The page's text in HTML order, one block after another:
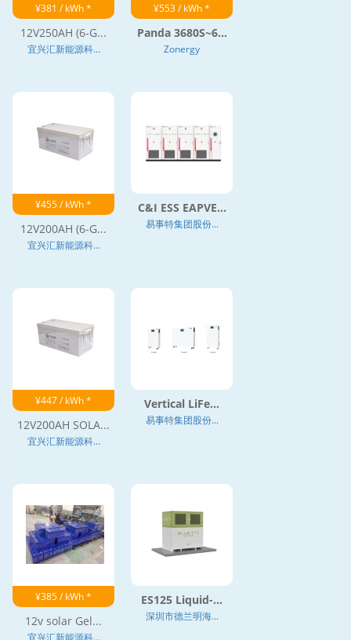
¥381 / kWh *
12V250AH (6-G...
宜兴汇新能源科...
¥553 / kWh *
Panda 3680S~6...
Zonergy
¥455 / kWh *
12V200AH (6-G...
宜兴汇新能源科...
C&I ESS EAPVE...
易事特集团股份...
¥447 / kWh *
12V200AH SOLA...
宜兴汇新能源科...
Vertical LiFe...
易事特集团股份...
¥385 / kWh *
12v solar Gel...
宜兴汇新能源科...
ES125 Liquid-...
深圳市德兰明海...